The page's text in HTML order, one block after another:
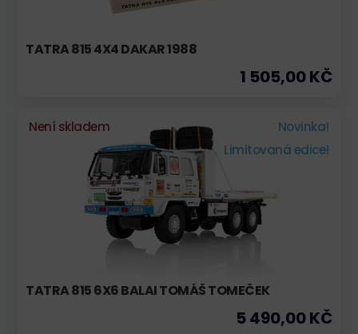
TATRA 815 4X4 DAKAR 1988
1 505,00 KČ
Není skladem
Novinka!
Limitovaná edice!
TATRA 815 6X6 BALAI TOMÁŠ TOMEČEK
5 490,00 KČ